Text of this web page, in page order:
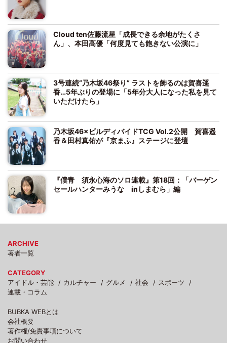
Cloud ten佐藤流星「成長できる余地がたくさ
ん」、本田高優「何度見ても飽きない公演に」
3号連続“乃木坂46祭り” ラストを飾るのは賀喜遥
香…5年ぶりの登場に「5年分大人になった私を見て
いただけたら」
乃木坂46×ビルディバイドTCG Vol.2公開 賀喜遥
香＆田村真佑が『京まふ』ステージに登壇
『僕青 須永心海のソロ連載』第18回：「バーゲン
セールハンターみうな inしまむら」編
ARCHIVE
著者一覧
CATEGORY
アイドル・芸能
カルチャー グルメ 社会
スポーツ
連載・コラム
BUBKA WEBとは
会社概要
著作権/免責事項について
お問い合わせ